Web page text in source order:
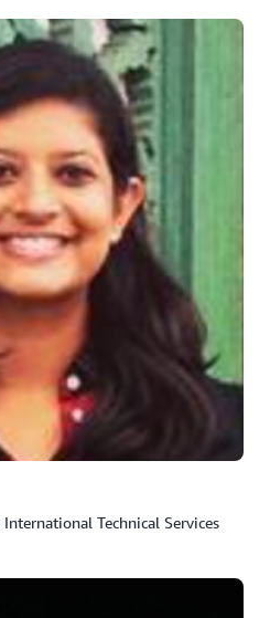
Technical Services